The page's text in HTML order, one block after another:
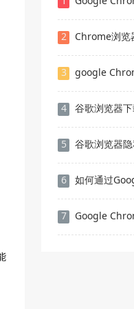
2 Chrome浏览
3 google Chrome
4 谷歌浏览器
5 谷歌浏览器
6 如何通过Google
7 Google